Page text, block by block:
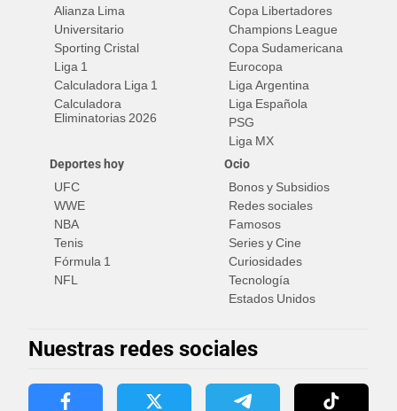
Alianza Lima
Universitario
Sporting Cristal
Liga 1
Calculadora Liga 1
Calculadora
Eliminatorias 2026
Copa Libertadores
Champions League
Copa Sudamericana
Eurocopa
Liga Argentina
Liga Española
PSG
Liga MX
Deportes hoy
UFC
WWE
NBA
Tenis
Fórmula 1
NFL
Ocio
Bonos y Subsidios
Redes sociales
Famosos
Series y Cine
Curiosidades
Tecnología
Estados Unidos
Nuestras redes sociales